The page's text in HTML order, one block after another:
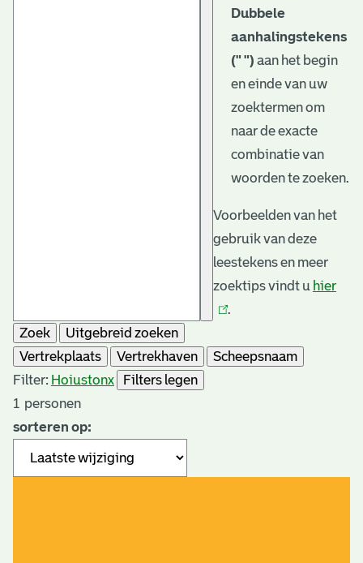
Dubbele
aanhalingstekens
(" ") aan het begin
en einde van uw
zoektermen om
naar de exacte
combinatie van
woorden te zoeken.
Voorbeelden van het
gebruik van deze
leestekens en meer
zoektips vindt u hier
.
Zoek
Uitgebreid zoeken
Vertrekplaats
Vertrekhaven
Scheepsnaam
Filter: Hoiustonx
Filters legen
1 personen
sorteren op: